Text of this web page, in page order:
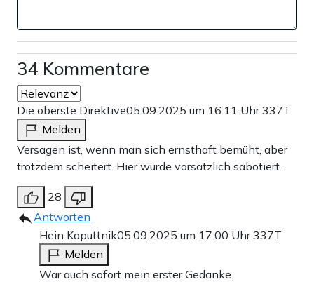
34 Kommentare
Die oberste Direktive05.09.2025 um 16:11 Uhr337T
Melden
Versagen ist, wenn man sich ernsthaft bemüht, aber
trotzdem scheitert. Hier wurde vorsätzlich sabotiert.
28
Antworten
Hein Kaputtnik05.09.2025 um 17:00 Uhr337T
Melden
War auch sofort mein erster Gedanke.